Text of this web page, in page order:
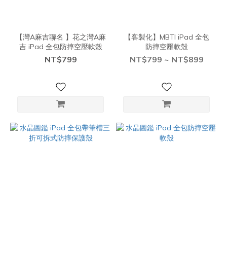
【灣A麻吉聯名 】花之灣A麻
吉 iPad 全包防摔空壓軟殼
NT$799
【客製化】MBTI iPad 全包
防摔空壓軟殼
NT$799 ~ NT$899